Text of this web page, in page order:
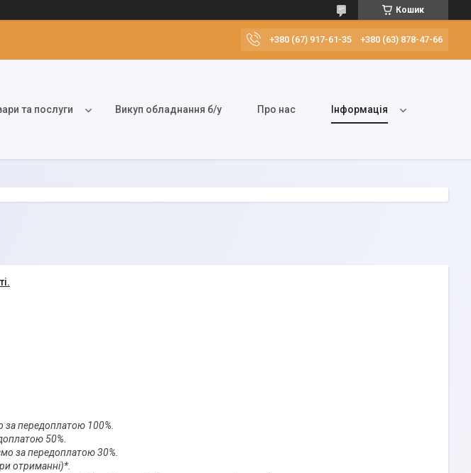
Кошик
+380 (67) 917-61-35 +380 (63) 878-47-66
та послуги Викуп обладнання б/у Про нас Інформація
за передоплатою 100%.
50%.
за передоплатою 30%.
отриманні)*.